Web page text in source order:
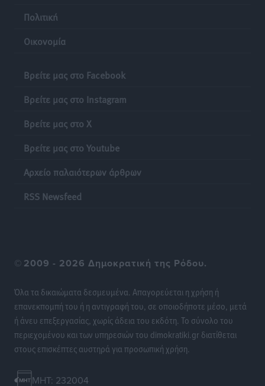
Πολιτική
Οικονομία
Βρείτε μας στο Facebook
Βρείτε μας στο Instagram
Βρείτε μας στο X
Βρείτε μας στο Youtube
Αρχείο παλαιότερων άρθρων
RSS Newsfeed
© 2009 - 2026 Δημοκρατική της Ρόδου.
Όλα τα δικαιώματα δεσμευμένα. Απαγορεύεται η χρήση ή
επανεκπομπή του ή η αντιγραφή του, σε οποιοδήποτε μέσο, μετά
ή άνευ επεξεργασίας, χωρίς άδεια του εκδότη. Το σύνολο του
περιεχομένου και των υπηρεσιών του dimokratiki.gr διατίθεται
στους επισκέπτες αυστηρά για προσωπική χρήση.
MHT: 232004